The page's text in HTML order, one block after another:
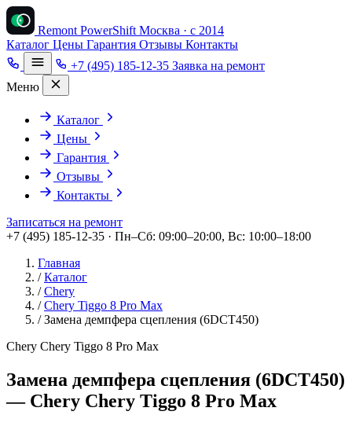
Remont PowerShift Москва · с 2014
Каталог Цены Гарантия Отзывы Контакты
+7 (495) 185-12-35 Заявка на ремонт
Меню
Каталог
Цены
Гарантия
Отзывы
Контакты
Записаться на ремонт
+7 (495) 185-12-35 · Пн–Сб: 09:00–20:00, Вс: 10:00–18:00
Главная
/ Каталог
/ Chery
/ Chery Tiggo 8 Pro Max
/ Замена демпфера сцепления (6DCT450)
Chery Chery Tiggo 8 Pro Max
Замена демпфера сцепления (6DCT450)
— Chery Chery Tiggo 8 Pro Max